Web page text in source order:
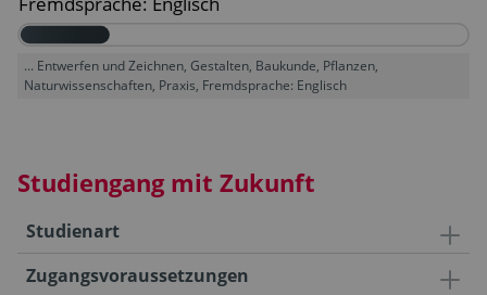
... Entwerfen und Zeichnen, Gestalten, Baukunde, Pflanzen,
Naturwissenschaften, Praxis, Fremdsprache: Englisch
Studiengang mit Zukunft
Studienart
Zugangsvoraussetzungen